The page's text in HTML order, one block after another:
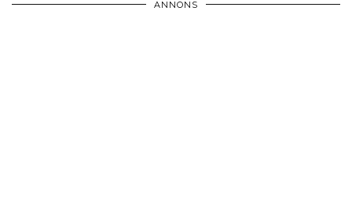
ANNONS